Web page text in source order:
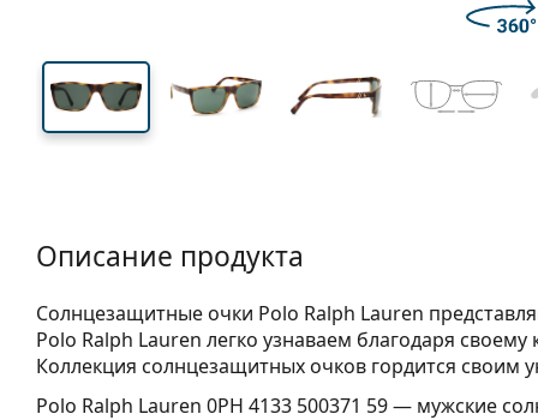
Описание продукта
Солнцезащитные очки Polo Ralph Lauren
Polo Ralph Lauren легко узнаваем благодаря
Коллекция солнцезащитных очков гордится своим
Polo Ralph Lauren 0PH 4133 500371 59— мужские